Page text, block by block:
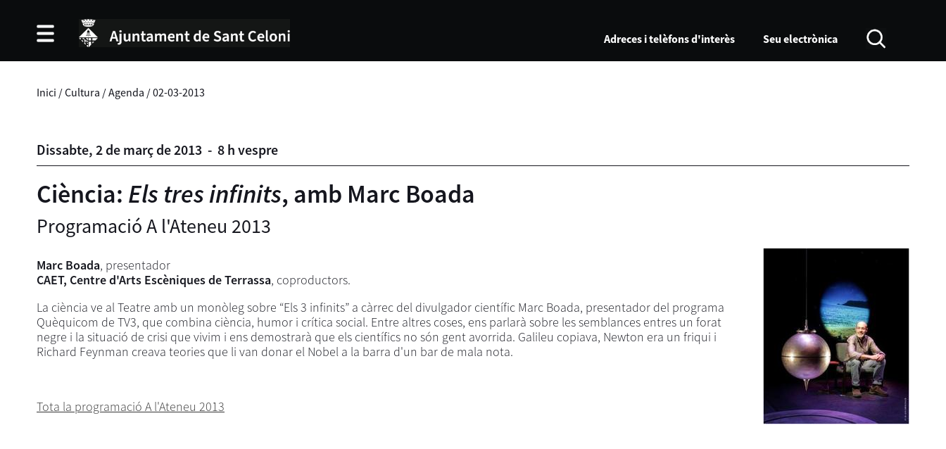
Adreces i telèfons d'interès Seu electrònica
Inici /Cultura /Agenda /02-03-2013
Dissabte, 2 de març de2013 - 8 h vespre
Ciència: Els tres infinits, amb Marc Boada
Programació A l'Ateneu 2013
Marc Boada, presentador
CAET, Centre d'Arts Escèniques de Terrassa, coproductors.
La ciència ve al Teatre amb un monòleg sobre “Els 3 infinits” a càrrec del divulgador científic Marc Boada, presentador del programa
Quèquicom de TV3, que combina ciència, humor i crítica social. Entre altres coses, ens parlarà sobre les semblances entres un forat
negre i la situació de crisi que vivim i ens demostrarà que els científics no són gent avorrida. Galileu copiava, Newton era un friqui i
Richard Feynman creava teories que li van donar el Nobel a la barra d'un bar de mala nota.
Tota la programació A l'Ateneu 2013